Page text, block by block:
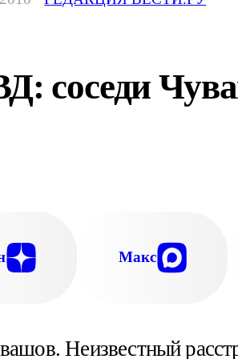
соседи
Макс
Неизвестный